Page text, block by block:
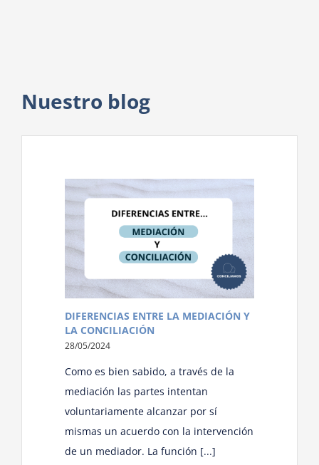
Nuestro blog
DIFERENCIAS ENTRE LA MEDIACIÓN Y
LA CONCILIACIÓN
28/05/2024
Como es bien sabido, a través de la
mediación las partes intentan
voluntariamente alcanzar por sí
mismas un acuerdo con la intervención
de un mediador. La función [...]